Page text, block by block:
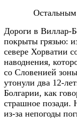
Остальным
Дороги в Виллар-
покрыты грязью:
севере Хорватии
наводнения,
со Словенией
утонули два 12-
Болгарии, как
страшное
из-за непогоды